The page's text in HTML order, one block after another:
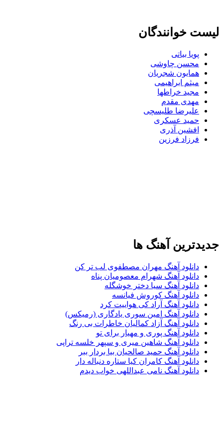
لیست خوانندگان
پویا بیاتی
محسن چاوشی
همایون شجریان
میثم ابراهیمی
مجید خراطها
مهدی مقدم
علیرضا طلیسچی
حمید عسکری
افشین آذری
فرزاد فرزین
جدیدترین آهنگ ها
دانلود آهنگ مهران مصطفوی لب تر کن
دانلود آهنگ شهرام معصومیان پناه
دانلود آهنگ سیا دختر خوشگله
دانلود آهنگ کوروش فیانسه
دانلود آهنگ آراد کی هواییت کرد
دانلود آهنگ امین سوری یادگاری (رمیکس)
دانلود آهنگ آزاد کمالیان خاطرات بی رنگ
دانلود آهنگ پوری و مهیار برای تو
دانلود آهنگ شاهین میری و سپهر خلسه تراپی
دانلود آهنگ حمید صالحیان بیا بردار ببر
دانلود آهنگ کامران کیا ستاره دنباله دار
دانلود آهنگ نامی عبداللهی خواب دیدم